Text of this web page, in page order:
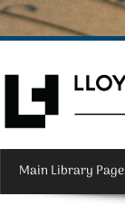
Main Library Page